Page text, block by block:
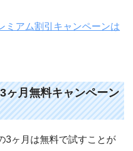
ミアム割引キャンペーンは
ヶ月無料キャンペーン
3ヶ月は無料で試すことが